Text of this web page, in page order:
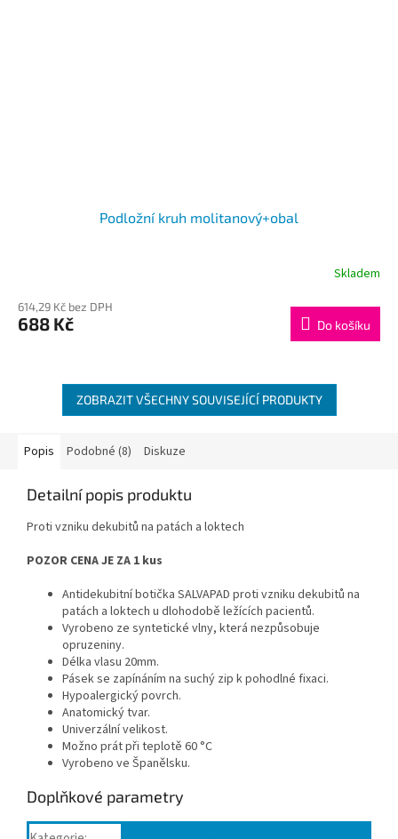
Podložní kruh molitanový+obal
Skladem
614,29 Kč bez DPH
688 Kč Do košíku
ZOBRAZIT VŠECHNY SOUVISEJÍCÍ PRODUKTY
Popis Podobné (8) Diskuze
Detailní popis produktu
Proti vzniku dekubitů na patách a loktech
POZOR CENA JE ZA 1 kus
Antidekubitní botička SALVAPAD proti vzniku dekubitů na
patách a loktech u dlohodobě ležících pacientů.
Vyrobeno ze syntetické vlny, která nezpůsobuje
opruzeniny.
Délka vlasu 20mm.
Pásek se zapínáním na suchý zip k pohodlné fixaci.
Hypoalergický povrch.
Anatomický tvar.
Univerzální velikost.
Možno prát při teplotě 60 °C
Vyrobeno ve Španělsku.
Doplňkové parametry